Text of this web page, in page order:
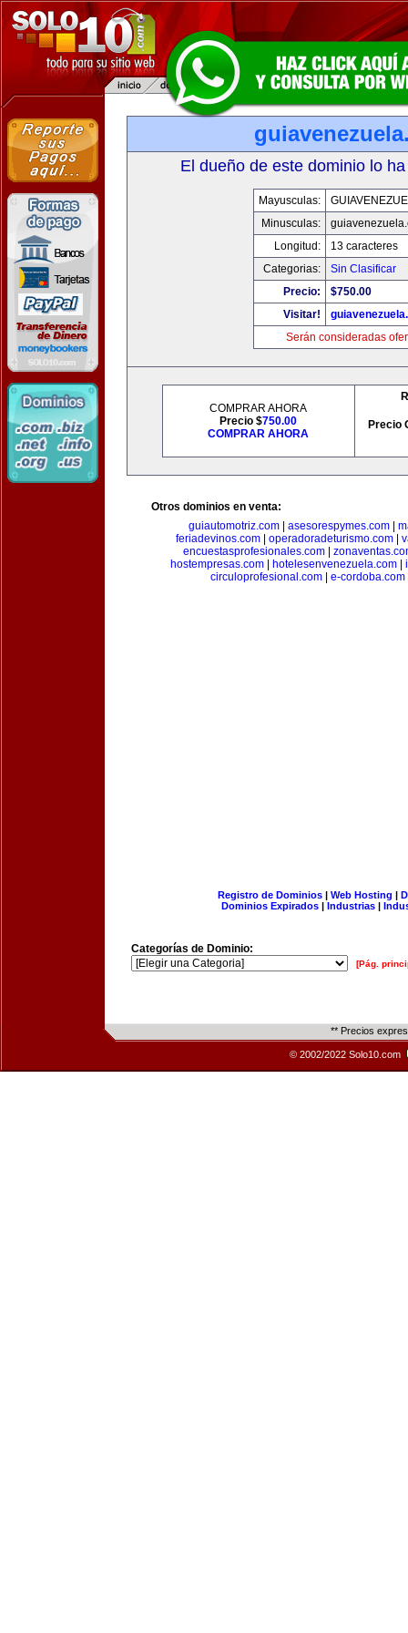
El dueño de este dominio lo
Mayusculas:
Minusculas:
Longitud:
13 caracteres
Categorias:
Sin Clasificar
Precio:
$750.00
Visitar!
Serán consideradas
COMPRAR AHORA
Precio $750.00
COMPRAR AHORA
Precio
Otros dominios en venta:
guiautomotriz.com
asesorespymes.com
feriadevinos.com
operadoradeturismo.com
encuestasprofesionales.com
hostempresas.com
hotelesenvenezuela.com
circuloprofesional.com| e-cordoba.com
Registro de Dominios| Web Hosting |
Dominios Expirados | Industrias |
Categorías de Dominio:
[Pág.
** Precios
© 2002/2022 Solo10.com